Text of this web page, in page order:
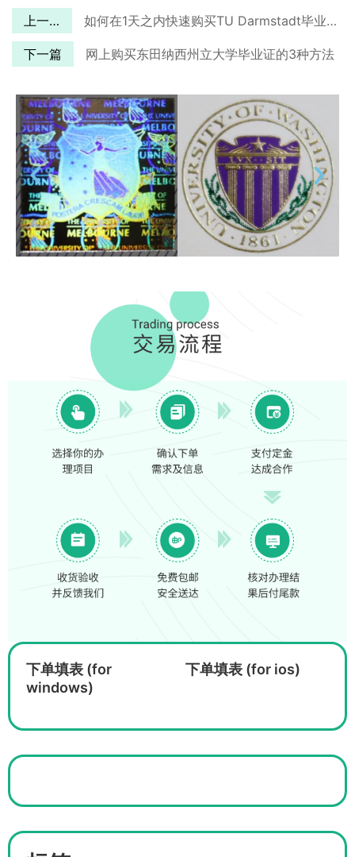
上一篇 如何在1天之内快速购买TU Darmstadt毕业证？
下一篇 网上购买东田纳西州立大学毕业证的3种方法
下单填表 (for
windows)
下单填表 (for ios)